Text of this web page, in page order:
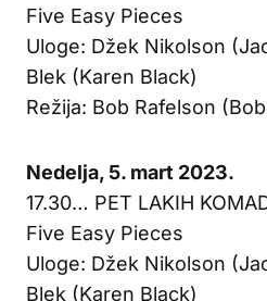
Five Easy Pieces
Uloge: Džek Nikolson
Blek (Karen Black)
Režija: Bob Rafelson
Nedelja, 5. mart 2023.
17.30… PET LAKIH
Five Easy Pieces
Uloge: Džek Nikolson
Blek (Karen Black)